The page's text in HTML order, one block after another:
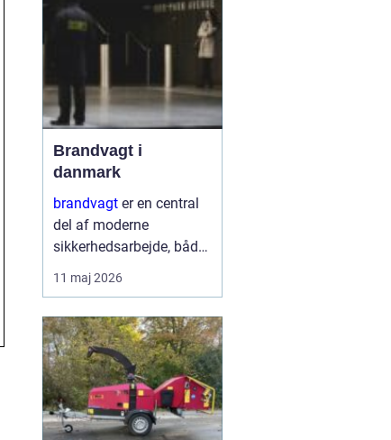
arkitekt i Stockholm
handlar upp...
Brandvagt i
danmark
brandvagt er en central
del af moderne
sikkerhedsarbejde, både
på byggepladser, ved
events og i virksomheder
brandrisiko. En
professionel ordning
med brandvagt handler
ikke kun...
11 maj 2026